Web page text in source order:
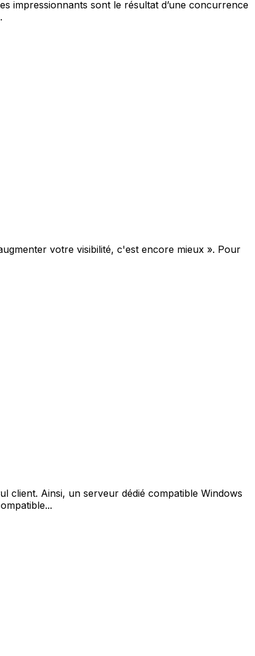
impressionnants sont le résultat d’une concurrence
votre visibilité, c'est encore mieux ». Pour
client. Ainsi, un serveur dédié compatible Windows